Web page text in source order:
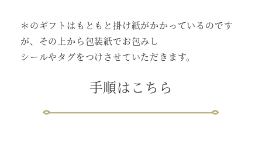
＊のギフトはもともと掛け紙がかかっているのです
が、その上から包装紙でお包みし
シールやタグをつけさせていただきます。
手順はこちら